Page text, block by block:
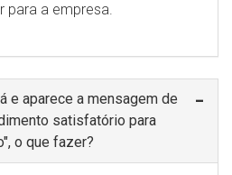
para a empresa.
e aparece a mensagem de
satisfatório para
o que fazer?